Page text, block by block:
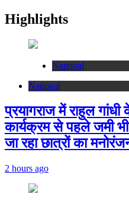
Highlights
National
National
प्रयागराज में राहुल गांधी
कार्यक्रम से पहले जमी
जा रहा छात्रों का
2 hours ago